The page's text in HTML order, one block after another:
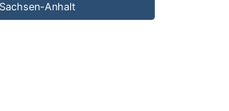
Anhalt